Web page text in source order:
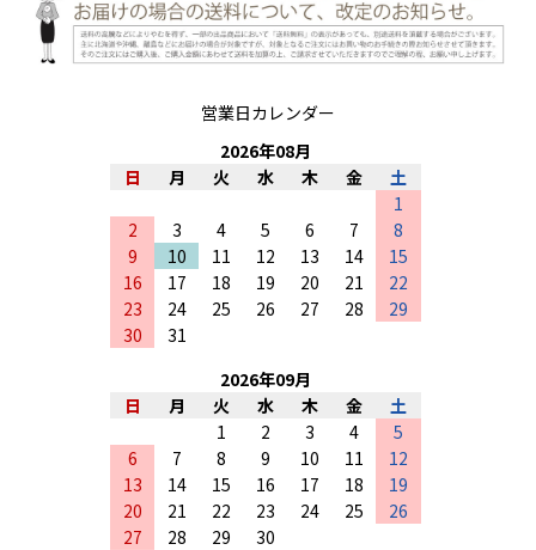
営業日カレンダー
2026年08月
日
月 火 水 木 金
土
1
2
3 4 5 6 7
8
9
10 11 12 13 14
15
16
17 18 19 20 21
22
23
24 25 26 27 28
29
30
31
2026年09月
日
月 火 水 木 金
土
1
2 3 4
5
6
7 8 9 10 11
12
13
14 15 16 17 18
19
20
21 22 23 24 25
26
27
28 29
30